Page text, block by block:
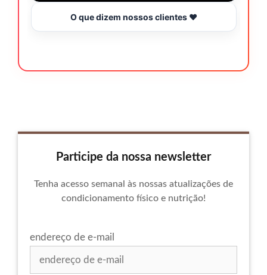
O que dizem nossos clientes ❤️
Participe da nossa newsletter
Tenha acesso semanal às nossas atualizações de
condicionamento físico e nutrição!
endereço de e-mail